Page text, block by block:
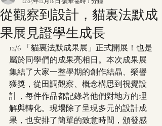
從觀察到設計，貓裏法默成
果展見證學生成長
12/6 「貓裏法默成果展」正式開展！也是
屬於同學們的成果亮相日。本次成果展
集結了大家一整學期的創作結晶、榮譽
獲獎，從田調觀察、概念構思到視覺設
計，每件作品都記錄著他們對地方的理
解與轉化。現場除了呈現多元的設計成
果，也安排了簡單的致意時間，頒發感